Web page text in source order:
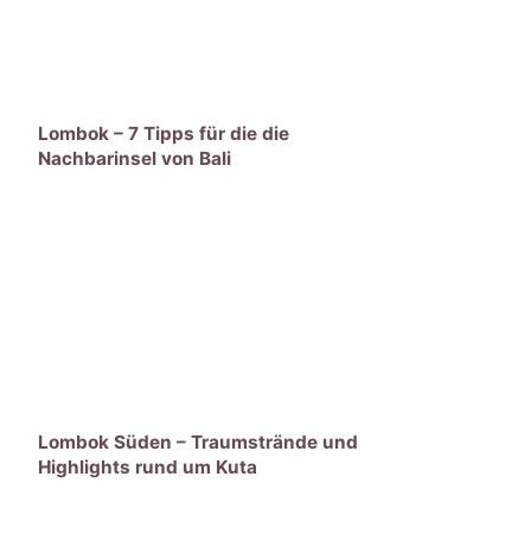
Lombok – 7 Tipps für die die
Nachbarinsel von Bali
Lombok Süden – Traumstrände und
Highlights rund um Kuta